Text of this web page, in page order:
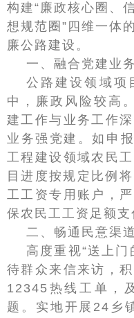
构建“廉政核心圈、
想规范圈”四维一体
廉公路建设。
一、融合党建业
公路建设领域项
中，廉政风险较高
建工作与业务工作
业务强党建。如申
工程建设领域农民
目进度按规定比例
工工资专用账户，
保农民工工资足额支
二、畅通民意渠
高度重视“送上
待群众来信来访，
12345热线工单，
题。实地开展24乡